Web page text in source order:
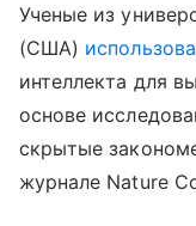
Ученые из
(США)
интеллекта для
основе
скрытые
журнале Nature